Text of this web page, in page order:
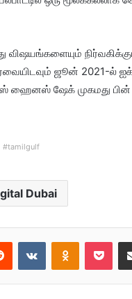
ஜூன் 2021-ல்
ஹைனஸ் ஷேக் முகமது
#tamilgulf
Dubai